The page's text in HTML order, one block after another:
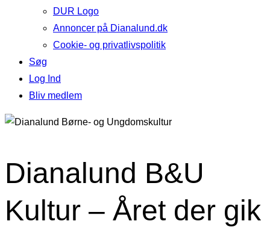
DUR Logo
Annoncer på Dianalund.dk
Cookie- og privatlivspolitik
Søg
Log Ind
Bliv medlem
Dianalund B&U
Kultur – Året der gik